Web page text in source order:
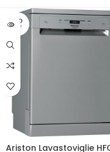
SOLD
OUT
Ariston Lavastoviglie